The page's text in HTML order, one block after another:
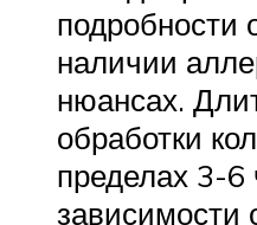
наличии
нюансах.
обработки
пределах 3-6
зависимости